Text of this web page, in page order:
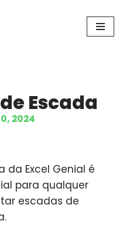
Escada
2024
Excel Genial é
para qualquer
escadas de